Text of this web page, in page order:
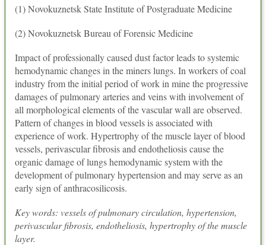
(1) Novokuznetsk State Institute of Postgraduate Medicine
(2) Novokuznetsk Bureau of Forensic Medicine
Impact of professionally caused dust factor leads to systemic
hemodynamic changes in the miners lungs. In workers of coal
industry from the initial period of work in mine the progressive
damages of pulmonary arteries and veins with involvement of
all morphological elements of the vascular wall are observed.
Pattern of changes in blood vessels is associated with
experience of work. Hypertrophy of the muscle layer of blood
vessels, perivascular fibrosis and endotheliosis cause the
organic damage of lungs hemodynamic system with the
development of pulmonary hypertension and may serve as an
early sign of anthracosilicosis.
Key words: vessels of pulmonary circulation, hypertension,
perivascular fibrosis, endotheliosis, hypertrophy of the muscle
layer.